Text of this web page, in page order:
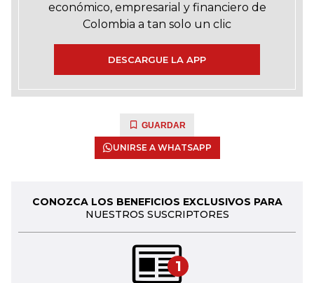
económico, empresarial y financiero de
Colombia a tan solo un clic
DESCARGUE LA APP
GUARDAR
UNIRSE A WHATSAPP
CONOZCA LOS BENEFICIOS EXCLUSIVOS PARA
NUESTROS SUSCRIPTORES
1